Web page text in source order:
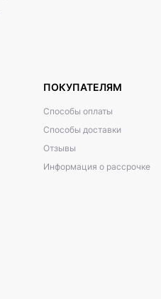
ПОКУПАТЕЛЯМ
Способы оплаты
Способы доставки
Отзывы
Информация о рассрочке